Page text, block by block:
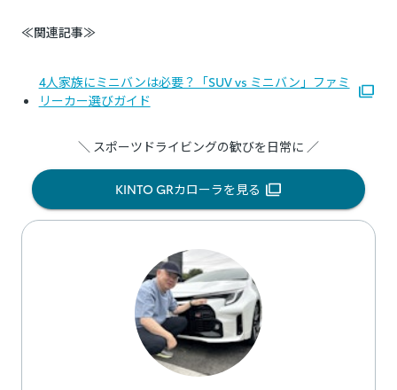
≪関連記事≫
4人家族にミニバンは必要？「SUV vs ミニバン」ファミ
リーカー選びガイド
＼ スポーツドライビングの歓びを日常に ／
KINTO GRカローラを見る